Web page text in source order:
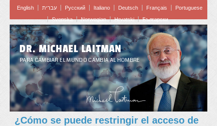
English עברית Pусский Italiano Deutsch Français
Portuguese
Svenska
Norwegian Hrvatski Български
DR. MICHAEL LAITMAN
PARA CAMBIAR EL MUNDO CAMBIA AL HOMBRE
¿Cómo se puede restringir el acceso de